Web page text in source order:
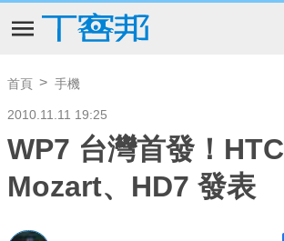
首頁 手機
2010.11.11 19:25
WP7 台灣首發！HTC
Mozart、HD7 發表